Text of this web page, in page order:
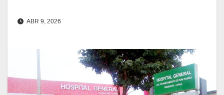
ABR 9, 2026